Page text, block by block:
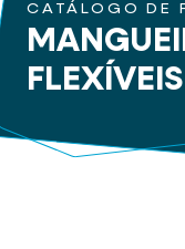
CATÁLOGO DE
FLEXÍVEIS